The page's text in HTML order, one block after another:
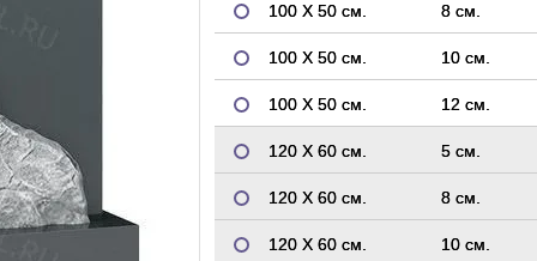
100 Х 50 см. 8 см.
100 Х 50 см. 10 см.
100 Х 50 см. 12 см.
120 Х 60 см. 5 см.
120 Х 60 см. 8 см.
120 Х 60 см. 10 см.